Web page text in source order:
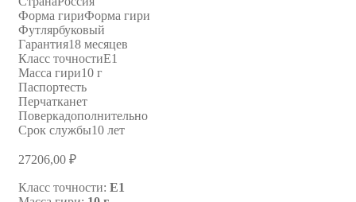
Форма гириФорма гири
Футлярбуковый
Гарантия18 месяцев
Класс точностиE1
Масса гири10 г
Паспортесть
Перчатканет
Поверкадополнительно
Срок службы10 лет
27206,00 ₽
Класс точности: E1